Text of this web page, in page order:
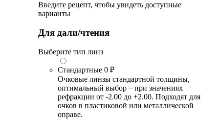
Введите рецепт, чтобы увидеть доступные
варианты
Для дали/чтения
Выберите тип линз
Стандартные 0 ₽
Очковые линзы стандартной толщины,
оптимальный выбор – при значениях
рефракции от -2.00 до +2.00. Подходят для
очков в пластиковой или металлической
оправе.